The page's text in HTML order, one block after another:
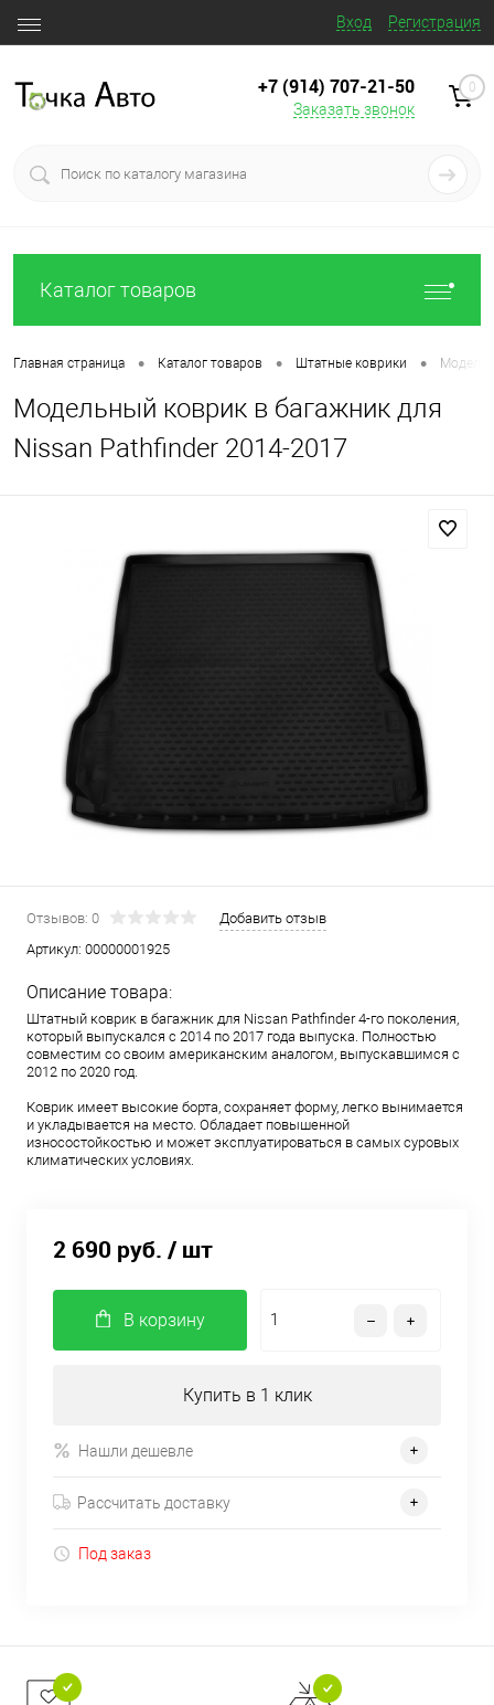
Вход Регистрация
+7 (914) 707‒21‒50
Заказать звонок
0
Каталог товаров
Главная страница • Каталог товаров • Штатные коврики •
Модельный коврик в багажник для
Nissan Pathfinder 2014-2017
Отзывов: 0
Добавить отзыв
Артикул: 00000001925
Описание товара:
Штатный коврик в багажник для Nissan Pathfinder 4-го поколения,
который выпускался с 2014 по 2017 года выпуска. Полностью
совместим со своим американским аналогом, выпускавшимся с
2012 по 2020 год.
Коврик имеет высокие борта, сохраняет форму, легко вынимается
и укладывается на место. Обладает повышенной
износостойкостью и может эксплуатироваться в самых суровых
климатических условиях.
2 690 руб. / шт
В корзину
Купить в 1 клик
Нашли дешевле
Рассчитать доставку
Под заказ